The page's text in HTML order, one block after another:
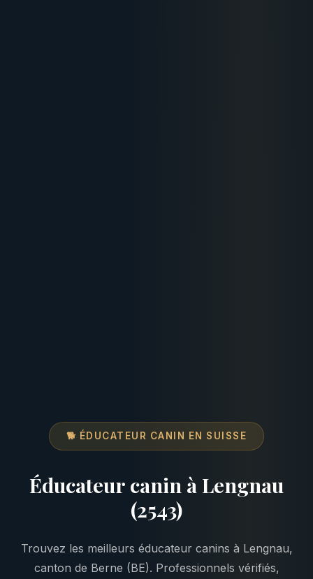
🐕 ÉDUCATEUR CANIN EN SUISSE
Éducateur canin à Lengnau
(2543)
Trouvez les meilleurs éducateur canins à Lengnau,
canton de Berne (BE). Professionnels vérifiés,